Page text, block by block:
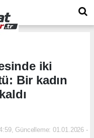
iki
Bir kadın
Güncelleme: 01.01.2026 -